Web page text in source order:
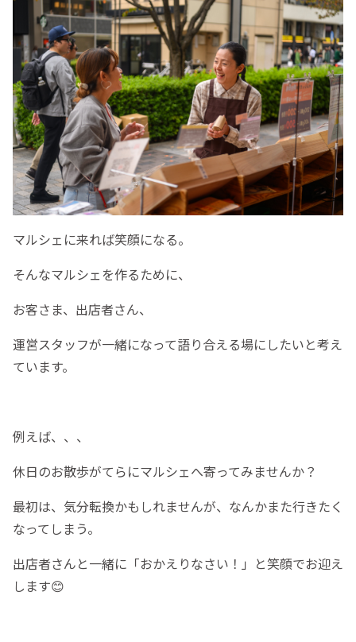
マルシェに来れば笑顔になる。
そんなマルシェを作るために、
お客さま、出店者さん、
運営スタッフが一緒になって語り合える場にしたいと考え
ています。
例えば、、、
休日のお散歩がてらにマルシェへ寄ってみませんか？
最初は、気分転換かもしれませんが、なんかまた行きたく
なってしまう。
出店者さんと一緒に「おかえりなさい！」と笑顔でお迎え
します😊